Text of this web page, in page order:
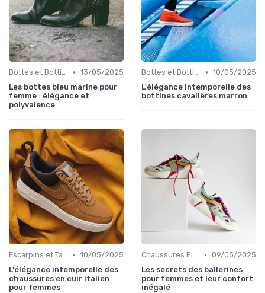
Bottes et Bottines • 13/05/2025
Les bottes bleu marine pour
femme : élégance et
polyvalence
Bottes et Bottines • 10/05/2025
L'élégance intemporelle des
bottines cavalières marron
Escarpins et Talons • 10/05/2025
L'élégance intemporelle des
chaussures en cuir italien
pour femmes
Chaussures Plates et Ballerines • 09/05/2025
Les secrets des ballerines
pour femmes et leur confort
inégalé